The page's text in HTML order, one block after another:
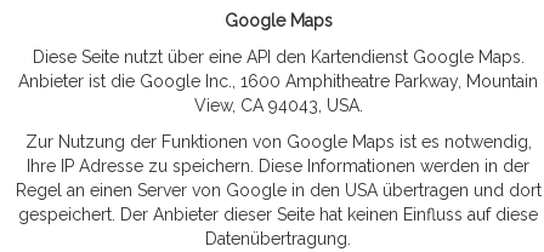
Google Maps
Diese Seite nutzt über eine API den Kartendienst Google Maps.
Anbieter ist die Google Inc., 1600 Amphitheatre Parkway, Mountain
View, CA 94043, USA.
Zur Nutzung der Funktionen von Google Maps ist es notwendig,
Ihre IP Adresse zu speichern. Diese Informationen werden in der
Regel an einen Server von Google in den USA übertragen und dort
gespeichert. Der Anbieter dieser Seite hat keinen Einfluss auf diese
Datenübertragung.